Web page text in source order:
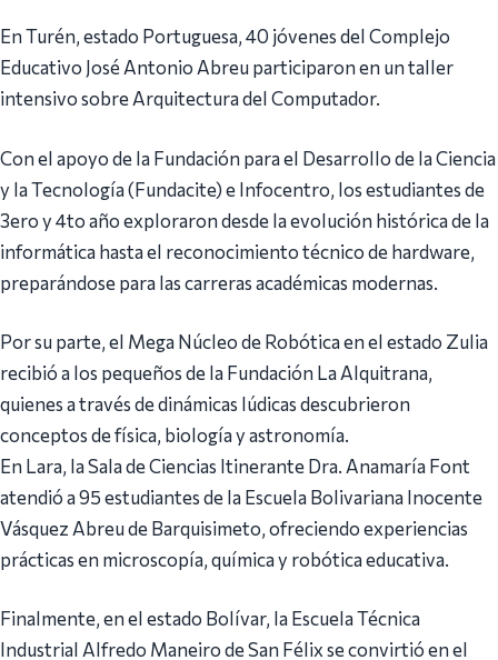
En Turén, estado Portuguesa, 40 jóvenes del Complejo
Educativo José Antonio Abreu participaron en un taller
intensivo sobre Arquitectura del Computador.
Con el apoyo de la Fundación para el Desarrollo de la Ciencia
y la Tecnología (Fundacite) e Infocentro, los estudiantes de
3ero y 4to año exploraron desde la evolución histórica de la
informática hasta el reconocimiento técnico de hardware,
preparándose para las carreras académicas modernas.
Por su parte, el Mega Núcleo de Robótica en el estado Zulia
recibió a los pequeños de la Fundación La Alquitrana,
quienes a través de dinámicas lúdicas descubrieron
conceptos de física, biología y astronomía.
En Lara, la Sala de Ciencias Itinerante Dra. Anamaría Font
atendió a 95 estudiantes de la Escuela Bolivariana Inocente
Vásquez Abreu de Barquisimeto, ofreciendo experiencias
prácticas en microscopía, química y robótica educativa.
Finalmente, en el estado Bolívar, la Escuela Técnica
Industrial Alfredo Maneiro de San Félix se convirtió en el